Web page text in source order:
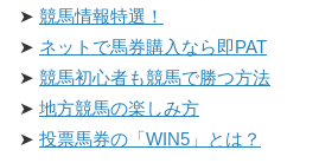
競馬情報特選！
ネットで馬券購入なら即PAT
競馬初心者も競馬で勝つ方法
地方競馬の楽しみ方
投票馬券の「WIN5」とは？